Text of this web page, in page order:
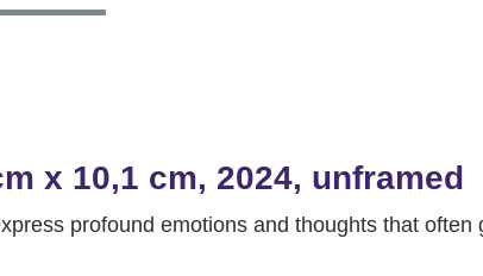
x 10,1 cm, 2024, unframed
profound emotions and thoughts that